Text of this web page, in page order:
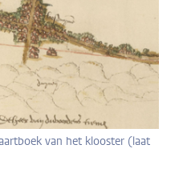
van het klooster (laat